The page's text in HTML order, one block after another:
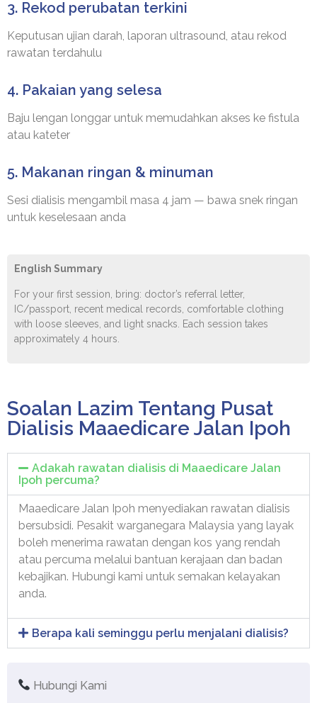
3. Rekod perubatan terkini
Keputusan ujian darah, laporan ultrasound, atau rekod
rawatan terdahulu
4. Pakaian yang selesa
Baju lengan longgar untuk memudahkan akses ke fistula
atau kateter
5. Makanan ringan & minuman
Sesi dialisis mengambil masa 4 jam — bawa snek ringan
untuk keselesaan anda
English Summary
For your first session, bring: doctor’s referral letter,
IC/passport, recent medical records, comfortable clothing
with loose sleeves, and light snacks. Each session takes
approximately 4 hours.
Soalan Lazim Tentang Pusat
Dialisis Maaedicare Jalan Ipoh
Adakah rawatan dialisis di Maaedicare Jalan
Ipoh percuma?
Maaedicare Jalan Ipoh menyediakan rawatan dialisis
bersubsidi. Pesakit warganegara Malaysia yang layak
boleh menerima rawatan dengan kos yang rendah
atau percuma melalui bantuan kerajaan dan badan
kebajikan. Hubungi kami untuk semakan kelayakan
anda.
Berapa kali seminggu perlu menjalani dialisis?
Hubungi Kami